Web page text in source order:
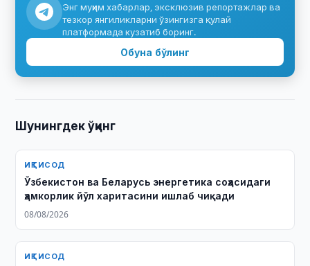
Энг муҳим хабарлар, эксклюзив репортажлар ва
тезкор янгиликларни ўзингизга қулай
платформада кузатиб боринг.
Обуна бўлинг
Шунингдек ўқинг
ИҚТИСОД
Ўзбекистон ва Беларусь энергетика соҳасидаги
ҳамкорлик йўл харитасини ишлаб чиқади
08/08/2026
ИҚТИСОД